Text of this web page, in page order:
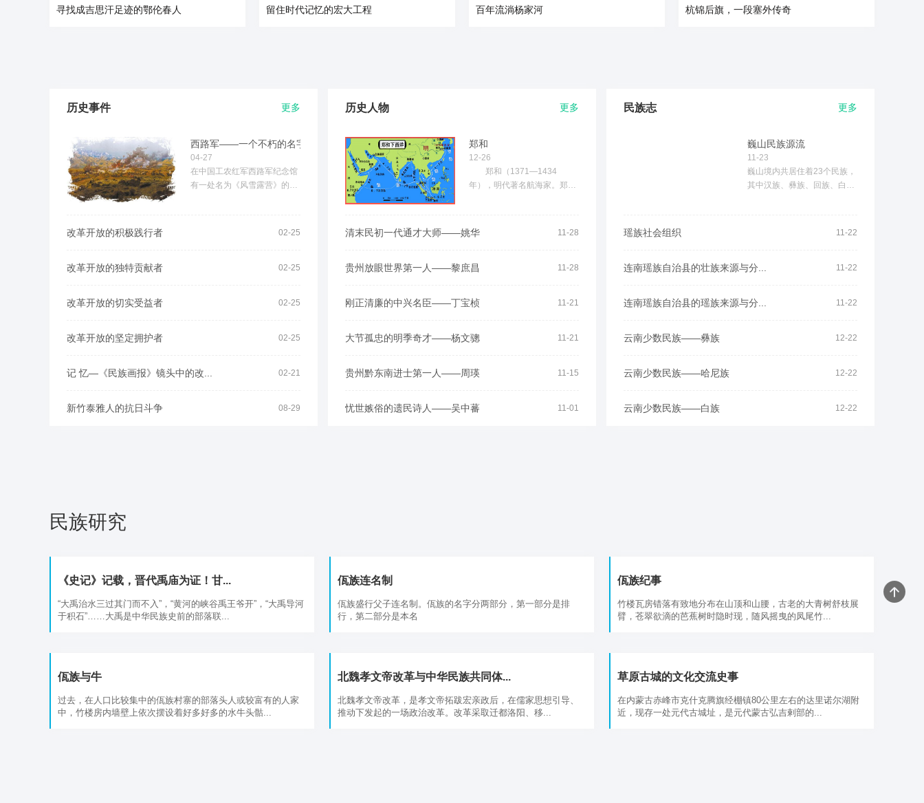
寻找成吉思汗足迹的鄂伦春人 留住时代记忆的宏大工程 百年流淌杨家河 杭锦后旗，一段塞外传奇
历史事件 更多
西路军——一个不朽的名字
04-27
在中国工农红军西路军纪念馆
有一处名为《风雪露营》的场
改革开放的积极践行者 02-25
改革开放的独特贡献者 02-25
改革开放的切实受益者 02-25
改革开放的坚定拥护者 02-25
记 忆—《民族画报》镜头中的改... 02-21
新竹泰雅人的抗日斗争 08-29
历史人物 更多
郑和
12-26
郑和（1371—1434
年），明代著名航海家。郑和
清末民初一代通才大师——姚华 11-28
贵州放眼世界第一人——黎庶昌 11-28
刚正清廉的中兴名臣——丁宝桢 11-21
大节孤忠的明季奇才——杨文骢 11-21
贵州黔东南进士第一人——周瑛 11-15
忧世嫉俗的遗民诗人——吴中蕃 11-01
民族志 更多
巍山民族源流
11-23
巍山境内共居住着23个民族，
其中汉族、彝族、回族、白
瑶族社会组织 11-22
连南瑶族自治县的壮族来源与分... 11-22
连南瑶族自治县的瑶族来源与分... 11-22
云南少数民族——彝族 12-22
云南少数民族——哈尼族 12-22
云南少数民族——白族 12-22
民族研究
《史记》记载，晋代禹庙为证！甘...
“大禹治水三过其门而不入”，“黄河的峡谷禹王爷开”，“大禹导河
于积石”……大禹是中华民族史前的部落联...
佤族连名制
佤族盛行父子连名制。佤族的名字分两部分，第一部分是排
行，第二部分是本名
佤族纪事
竹楼瓦房错落有致地分布在山顶和山腰，古老的大青树舒枝展
臂，苍翠欲滴的芭蕉树时隐时现，随风摇曳的凤尾竹...
佤族与牛
过去，在人口比较集中的佤族村寨的部落头人或较富有的人家
中，竹楼房内墙壁上依次摆设着好多好多的水牛头骷...
北魏孝文帝改革与中华民族共同体...
北魏孝文帝改革，是孝文帝拓跋宏亲政后，在儒家思想引导、
推动下发起的一场政治改革。改革采取迁都洛阳、移...
草原古城的文化交流史事
在内蒙古赤峰市克什克腾旗经棚镇80公里左右的达里诺尔湖附
近，现存一处元代古城址，是元代蒙古弘吉剌部的...